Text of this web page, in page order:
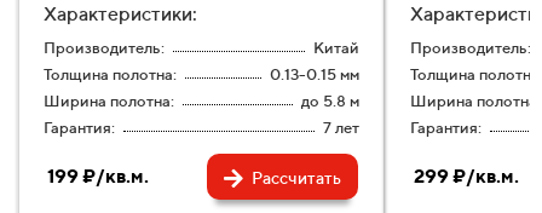
Характеристики:
Производитель:
Китай
Толщина полотна:
0.13-0.15 мм
Ширина полотна:
до 5.8 м
Гарантия:
7 лет
199 ₽/кв.м. Рассчитать
Производитель:
Толщина
Ширина полотна:
Гарантия:
299 ₽/кв.м.